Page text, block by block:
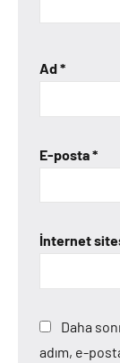
Ad*
E-posta*
İnternet
Daha
adım, e-